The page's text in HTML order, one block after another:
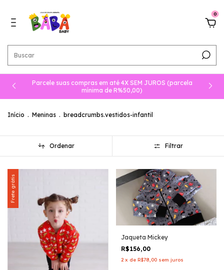
0
Parcele suas compras em até 4X SEM JUROS (parcela
mínima de R%50,00)
Início . Meninas . breadcrumbs.vestidos-infantil
Ordenar Filtrar
Frete grátis
Jaqueta Mickey
R$156,00
2 x de R$78,00 sem juros